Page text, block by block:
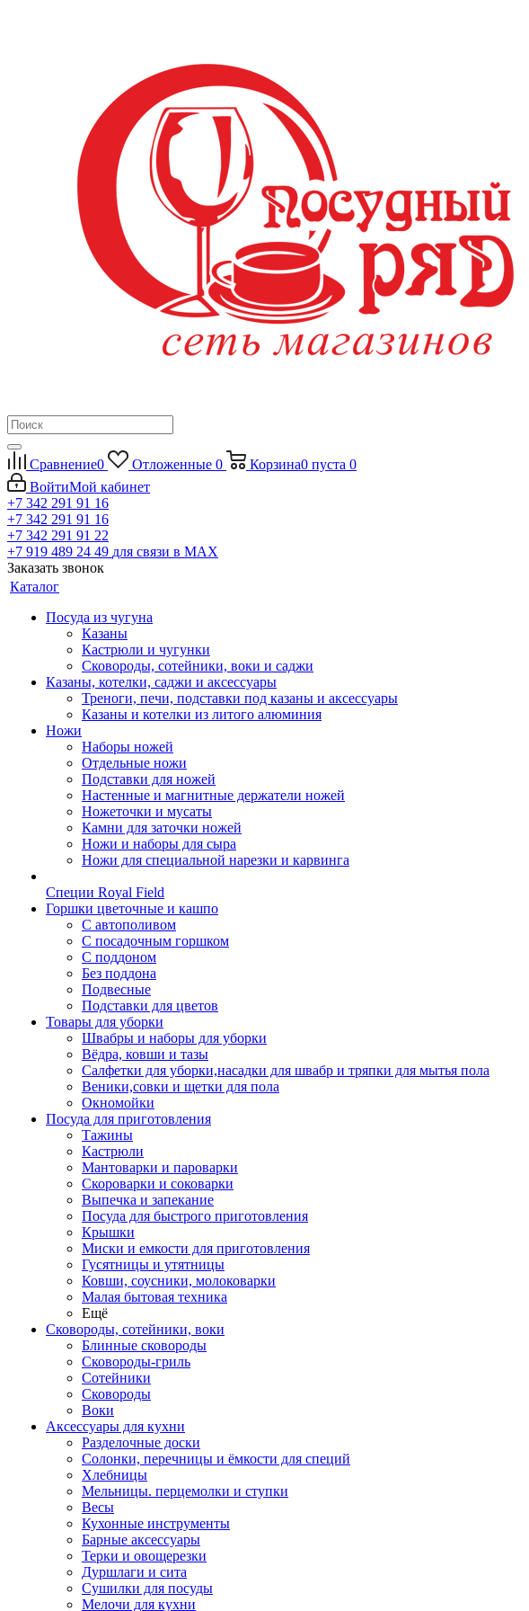
Сравнение0 Отложенные 0 Корзина0 пуста 0
ВойтиМой кабинет
+7 342 291 91 16
+7 342 291 91 16
+7 342 291 91 22
+7 919 489 24 49 для связи в МАХ
Заказать звонок
Каталог
Посуда из чугуна
Казаны
Кастрюли и чугунки
Сковороды, сотейники, воки и саджи
Казаны, котелки, саджи и аксессуары
Треноги, печи, подставки под казаны и аксессуары
Казаны и котелки из литого алюминия
Ножи
Наборы ножей
Отдельные ножи
Подставки для ножей
Настенные и магнитные держатели ножей
Ножеточки и мусаты
Камни для заточки ножей
Ножи и наборы для сыра
Ножи для специальной нарезки и карвинга
Специи Royal Field
Горшки цветочные и кашпо
С автополивом
С посадочным горшком
С поддоном
Без поддона
Подвесные
Подставки для цветов
Товары для уборки
Швабры и наборы для уборки
Вёдра, ковши и тазы
Салфетки для уборки,насадки для швабр и тряпки для мытья пола
Веники,совки и щетки для пола
Окномойки
Посуда для приготовления
Тажины
Кастрюли
Мантоварки и пароварки
Скороварки и соковарки
Выпечка и запекание
Посуда для быстрого приготовления
Крышки
Миски и емкости для приготовления
Гусятницы и утятницы
Ковши, соусники, молоковарки
Малая бытовая техника
Ещё
Сковороды, сотейники, воки
Блинные сковороды
Сковороды-гриль
Сотейники
Сковороды
Воки
Аксессуары для кухни
Разделочные доски
Солонки, перечницы и ёмкости для специй
Хлебницы
Мельницы. перцемолки и ступки
Весы
Кухонные инструменты
Барные аксессуары
Терки и овощерезки
Дуршлаги и сита
Сушилки для посуды
Мелочи для кухни